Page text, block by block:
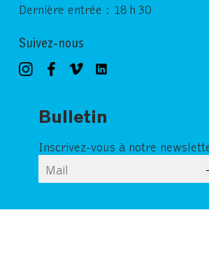
Dernière entrée : 18 h 30
Suivez-nous
Bulletin
Inscrivez-vous à notre